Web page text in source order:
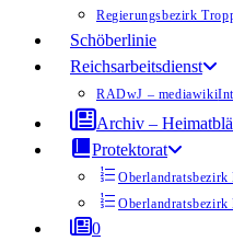
Regierungsbezirk
Schöberlinie
Reichsarbeitsdienst
RADwJ – mediawiki
Archiv –
Protektorat
Oberlandratsbezirk
Oberlandratsbezirk
0